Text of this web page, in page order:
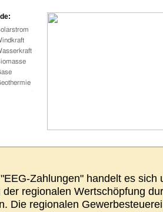
Zahlungen" handelt es sich
regionalen Wertschöpfung
Die regionalen